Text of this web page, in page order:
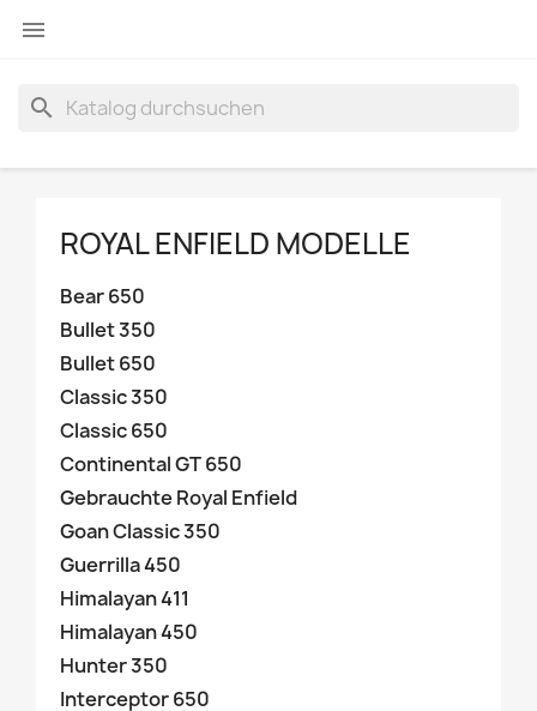

search
ROYAL ENFIELD MODELLE
Bear 650
Bullet 350
Bullet 650
Classic 350
Classic 650
Continental GT 650
Gebrauchte Royal Enfield
Goan Classic 350
Guerrilla 450
Himalayan 411
Himalayan 450
Hunter 350
Interceptor 650